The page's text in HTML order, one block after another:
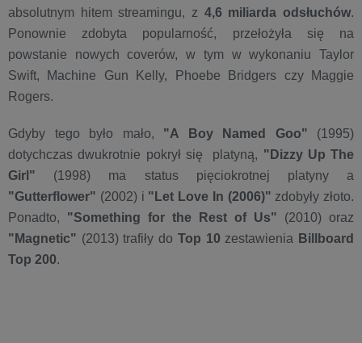
absolutnym hitem streamingu, z 4,6 miliarda odsłuchów.
Ponownie zdobyta popularność, przełożyła się na
powstanie nowych coverów, w tym w wykonaniu Taylor
Swift, Machine Gun Kelly, Phoebe Bridgers czy Maggie
Rogers.
Gdyby tego było mało, "A Boy Named Goo" (1995)
dotychczas dwukrotnie pokrył się platyną, "Dizzy Up The
Girl" (1998) ma status pięciokrotnej platyny a
"Gutterflower" (2002) i "Let Love In (2006)" zdobyły złoto.
Ponadto, "Something for the Rest of Us" (2010) oraz
"Magnetic" (2013) trafiły do Top 10 zestawienia Billboard
Top 200.